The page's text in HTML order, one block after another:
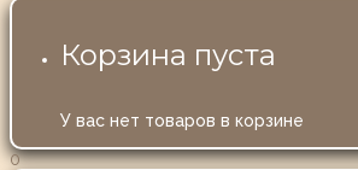
Корзина пуста
У вас нет товаров в корзине
0